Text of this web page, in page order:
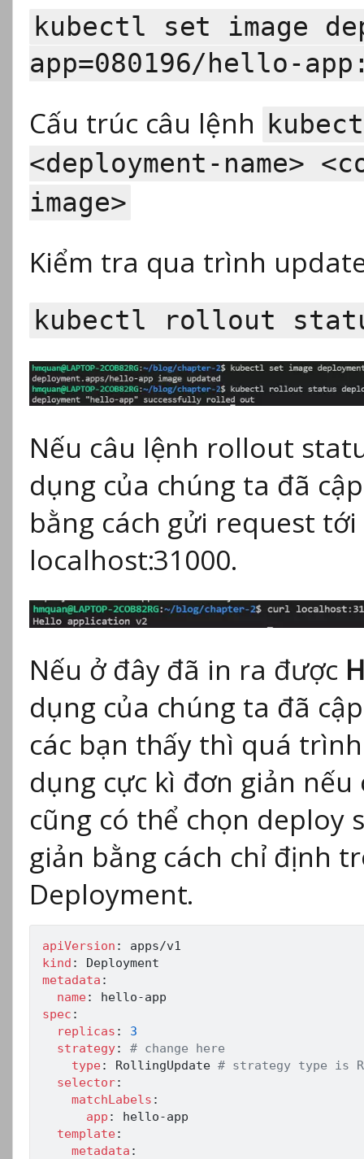
kubectl set image
app=080196/hello-
Cấu trúc câu lệnh
<deployment-name>
image>
Kiểm tra qua trình
kubectl rollout
Nếu câu lệnh rollout
dụng của chúng ta đã
bằng cách gửi request
localhost:31000.
Nếu ở đây đã in ra được
dụng của chúng ta đã
các bạn thấy thì quá
dụng cực kì đơn giản
cũng có thể chọn deploy
giản bằng cách chỉ định
Deployment.
apiVersion :
kind :
metadata :
name: hello-
spec :
replicas :
3
strategy:
# change here
type: RollingUpdate # strategy type is
selector:
matchLabels :
app : hello-app
template:
metadata :